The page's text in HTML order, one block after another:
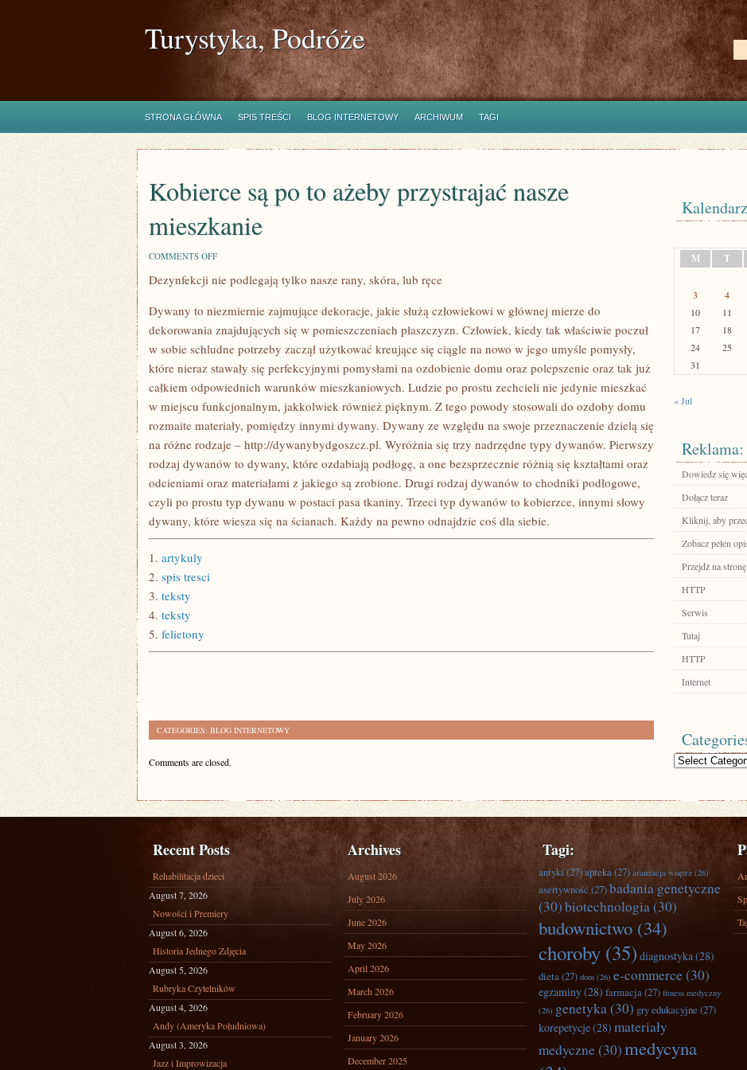
Turystyka, Podróże
STRONA GŁÓWNA SPIS TREŚCI BLOG INTERNETOWY ARCHIWUM TAGI
Kobierce są po to ażeby przystrajać nasze
mieszkanie
COMMENTS OFFON
SĄ
AŻEBY
PRZYSTRAJAĆ
NASZE
MIESZKANIE
Dezynfekcji nie podlegają tylko nasze rany, skóra, lub ręce
Dywany to niezmiernie zajmujące dekoracje, jakie służą człowiekowi w głównej mierze do
dekorowania znajdujących się w pomieszczeniach płaszczyzn. Człowiek, kiedy tak właściwie poczuł
w sobie schludne potrzeby zaczął użytkować kreujące się ciągle na nowo w jego umyśle pomysły,
które nieraz stawały się perfekcyjnymi pomysłami na ozdobienie domu oraz polepszenie oraz tak już
całkiem odpowiednich warunków mieszkaniowych. Ludzie po prostu zechcieli nie jedynie mieszkać
w miejscu funkcjonalnym, jakkolwiek również pięknym. Z tego powody stosowali do ozdoby domu
rozmaite materiały, pomiędzy innymi dywany. Dywany ze względu na swoje przeznaczenie dzielą się
na różne rodzaje – http://dywanybydgoszcz.pl. Wyróżnia się trzy nadrzędne typy dywanów. Pierwszy
rodzaj dywanów to dywany, które ozdabiają podłogę, a one bezsprzecznie różnią się kształtami oraz
odcieniami oraz materiałami z jakiego są zrobione. Drugi rodzaj dywanów to chodniki podłogowe,
czyli po prostu typ dywanu w postaci pasa tkaniny. Trzeci typ dywanów to kobierzce, innymi słowy
dywany, które wiesza się na ścianach. Każdy na pewno odnajdzie coś dla siebie.
1. artykuly
2. spis tresci
3. teksty
4. teksty
5. felietony
CATEGORIES: BLOG INTERNETOWY
Comments are closed.
M
T
3
4
10
11
17
18
24
25
31
« Jul
Reklama:
Dowiedz się
Dołącz teraz
Kliknij, aby
Zobacz pełen
Przejdź na
HTTP
Serwis
Tutaj
HTTP
Internet
Categories
Recent Posts
Rehabilitacja dzieci
August 7, 2026
Nowości i Premiery
August 6, 2026
Historia Jednego Zdjęcia
August 5, 2026
Rubryka Czytelników
August 4, 2026
Andy (Ameryka Południowa)
August 3, 2026
Jazz i Improwizacja
Archives
August 2026
July 2026
June 2026
May 2026
April 2026
March 2026
February 2026
January 2026
December 2025
Tagi:
antyki(27)apteka(27) aranżacja wnętrz (26)
asertywność (27)badania genetyczne
(30)biotechnologia(30)
budownictwo (34)
choroby (35) diagnostyka(28)
dieta(27) dom (26) e-commerce (30)
egzaminy(28) farmacja(27) fitness medyczny
(26) genetyka(30) gry edukacyjne (27)
korepetycje(28) materiały
medyczne (30)medycyna